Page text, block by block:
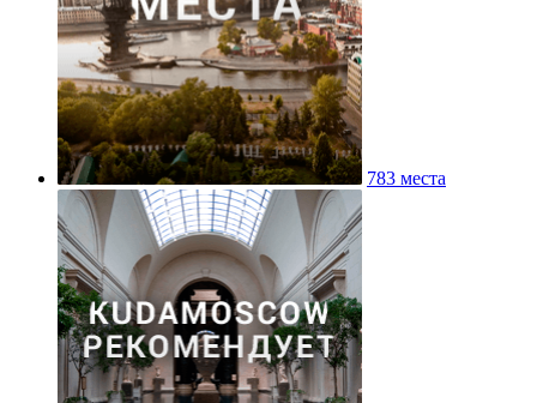
783 места